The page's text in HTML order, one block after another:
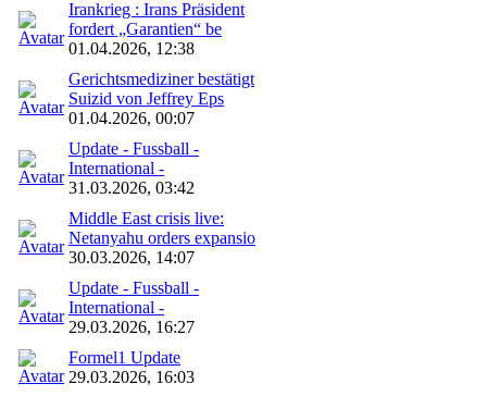
Irankrieg : Irans Präsident
fordert „Garantien“ be
01.04.2026, 12:38
Gerichtsmediziner bestätigt
Suizid von Jeffrey Eps
01.04.2026, 00:07
Update - Fussball -
International -
31.03.2026, 03:42
Middle East crisis live:
Netanyahu orders expansio
30.03.2026, 14:07
Update - Fussball -
International -
29.03.2026, 16:27
Formel1 Update
29.03.2026, 16:03